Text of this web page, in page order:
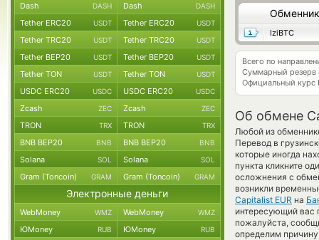
Обменник
IziBTC
Всего по
Суммарный резерв
Официальный курс
Об обмене
Любой из
Перевод в
которые иногда
пункта кликните
осложнения с
возникли
Capitalist EUR на
интересующий вас
пожалуйста,
определим
Dash DASH Dash DASH
Tether ERC20 USDT Tether ERC20 USDT
Tether TRC20 USDT Tether TRC20 USDT
Tether BEP20 USDT Tether BEP20 USDT
Tether TON USDT Tether TON USDT
USDC ERC20 USDC USDC ERC20 USDC
Zcash ZEC Zcash ZEC
TRON TRX TRON TRX
BNB BEP20 BNB BNB BEP20 BNB
Solana SOL Solana SOL
Gram (Toncoin) GRAM Gram (Toncoin) GRAM
Электронные деньги
WebMoney WMZ WebMoney WMZ
ЮMoney RUB ЮMoney RUB